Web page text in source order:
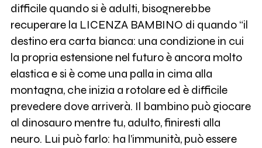
difficile quando si è adulti, bisognerebbe
recuperare la LICENZA BAMBINO di quando “il
destino era carta bianca: una condizione in cui
la propria estensione nel futuro è ancora molto
elastica e si è come una palla in cima alla
montagna, che inizia a rotolare ed è difficile
prevedere dove arriverà. Il bambino può giocare
al dinosauro mentre tu, adulto, finiresti alla
neuro. Lui può farlo: ha l’immunità, può essere